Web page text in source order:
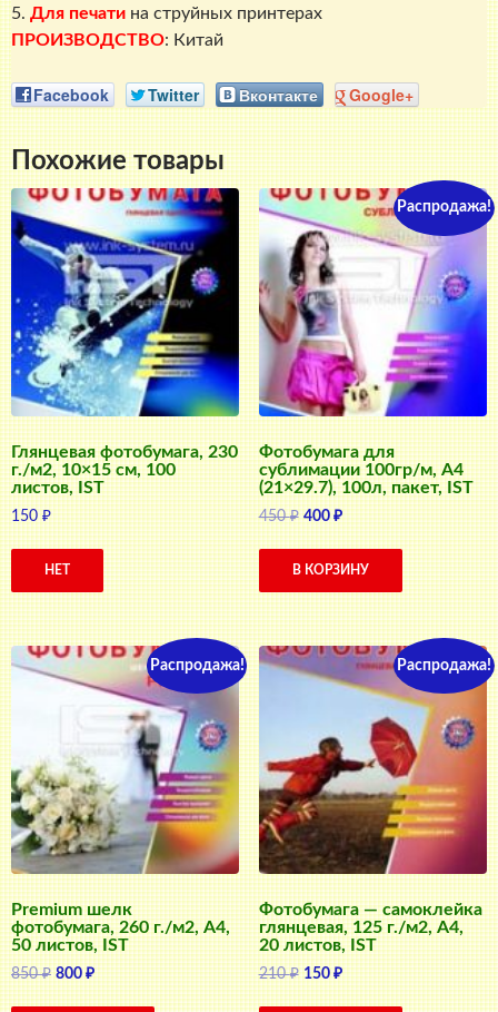
5. Для печати на струйных принтерах
ПРОИЗВОДСТВО: Китай
Facebook Twitter Вконтакте Google+
Похожие товары
Глянцевая фотобумага, 230
г./м2, 10×15 см, 100
листов, IST
150₽
НЕТ
Распродажа!
Фотобумага для
сублимации 100гр/м, А4
(21×29.7), 100л, пакет, IST
450₽ Первоначальная
цена
составляла
400₽Текущая
цена:
400 ₽.
В КОРЗИНУ
Распродажа!
Premium шелк
фотобумага, 260 г./м2, A4,
50 листов, IST
850₽ Первоначальная
цена
800₽Текущая
цена:
Распродажа!
Фотобумага — самоклейка
глянцевая, 125 г./м2, A4,
20 листов, IST
210₽ Первоначальная
цена
150₽Текущая
цена: